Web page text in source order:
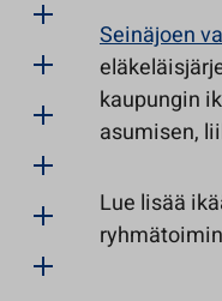
Seinäjoen
kaupungin
asumisen,
Lue lisää